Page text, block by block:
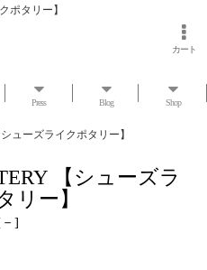
ポタリー】
カート
Press Blog Shop
ューズライクポタリー】
【シューズラ
リー】
－ ]